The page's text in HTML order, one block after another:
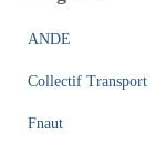
ANDE
Collectif Transport
Fnaut